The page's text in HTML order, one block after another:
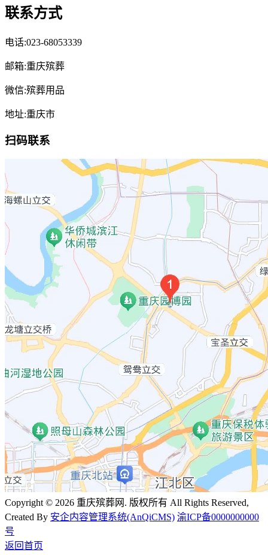
联系方式
电话:023-68053339
邮箱:重庆殡葬
微信:殡葬用品
地址:重庆市
扫码联系
Copyright © 2026 重庆殡葬网. 版权所有 All Rights Reserved,
Created By 安企内容管理系统(AnQiCMS) 渝ICP备0000000000
号
返回首页